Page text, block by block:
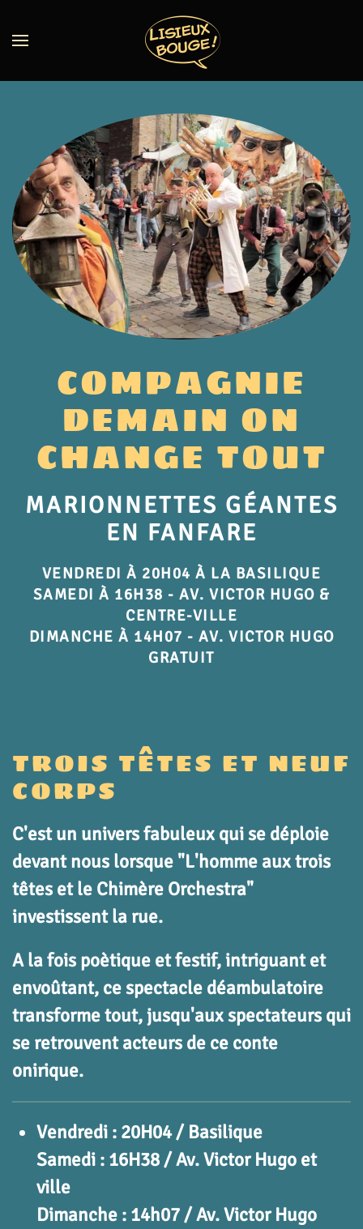
COMPAGNIE
DEMAIN ON
CHANGE TOUT
MARIONNETTES GÉANTES
EN FANFARE
VENDREDI À 20H04 À LA BASILIQUE
SAMEDI À 16H38 - AV. VICTOR HUGO &
CENTRE-VILLE
DIMANCHE À 14H07 - AV. VICTOR HUGO
GRATUIT
TROIS TÊTES ET NEUF
CORPS
C'est un univers fabuleux qui se déploie
devant nous lorsque "L'homme aux trois
têtes et le Chimère Orchestra"
investissent la rue.
A la fois poètique et festif, intriguant et
envoûtant, ce spectacle déambulatoire
transforme tout, jusqu'aux spectateurs qui
se retrouvent acteurs de ce conte
onirique.
Vendredi : 20H04 / Basilique
Samedi : 16H38 / Av. Victor Hugo et
ville
Dimanche : 14h07 / Av. Victor Hugo